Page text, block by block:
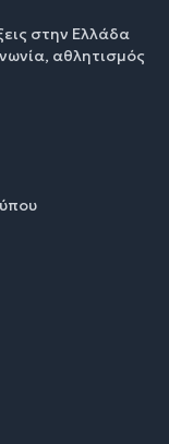
στην Ελλάδα
αθλητισμός